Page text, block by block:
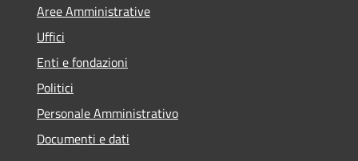
Aree Amministrative
Uffici
Enti e fondazioni
Politici
Personale Amministrativo
Documenti e dati